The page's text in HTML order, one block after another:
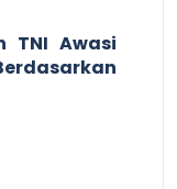
TNI Awasi